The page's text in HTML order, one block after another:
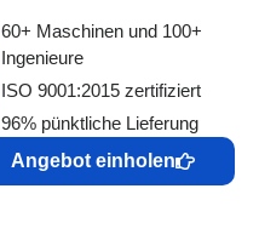
60+ Maschinen und 100+
Ingenieure
ISO 9001:2015 zertifiziert
96% pünktliche Lieferung
Angebot einholen